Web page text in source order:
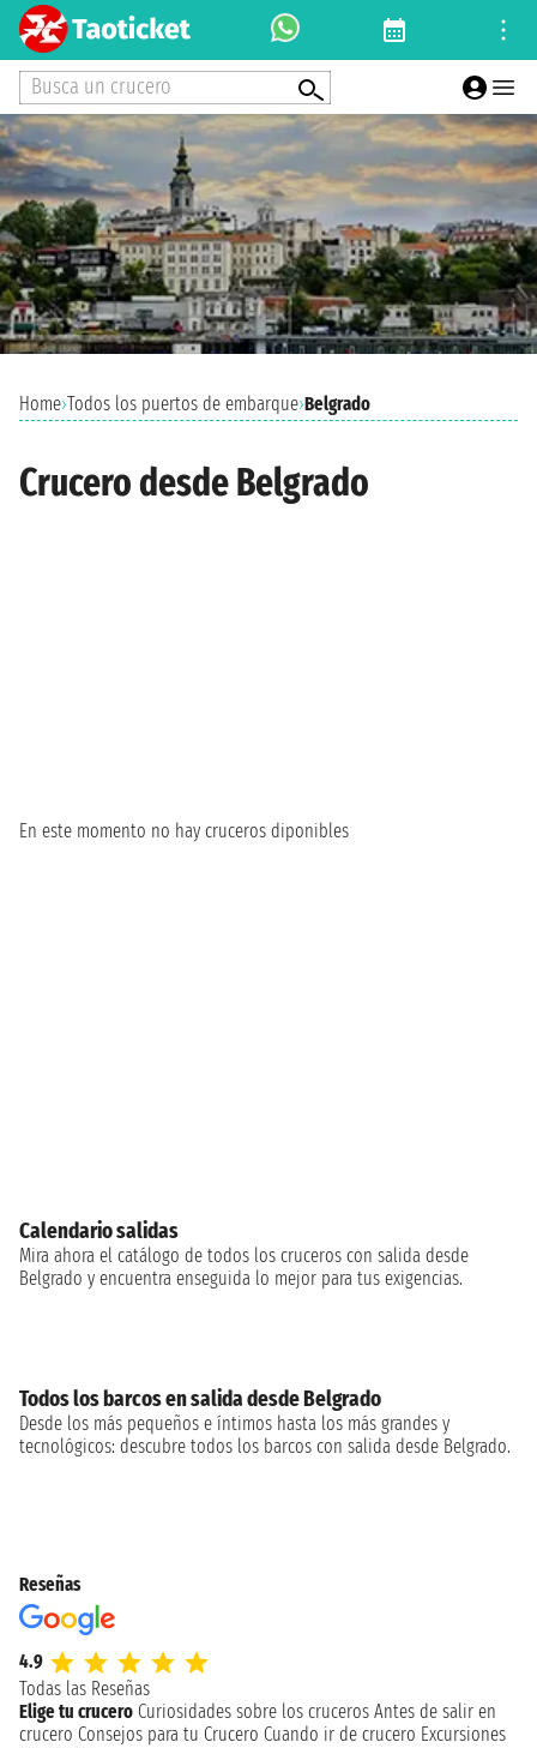
Busca un crucero
Home›Todos los puertos de embarque›Belgrado
Crucero desde Belgrado
En este momento no hay cruceros diponibles
Calendario salidas
Mira ahora el catálogo de todos los cruceros con salida desde
Belgrado y encuentra enseguida lo mejor para tus exigencias.
Todos los barcos en salida desde Belgrado
Desde los más pequeños e íntimos hasta los más grandes y
tecnológicos: descubre todos los barcos con salida desde Belgrado.
Reseñas
4.9
Todas las Reseñas
Elige tu crucero Curiosidades sobre los cruceros Antes de salir en
crucero Consejos para tu Crucero Cuando ir de crucero Excursiones